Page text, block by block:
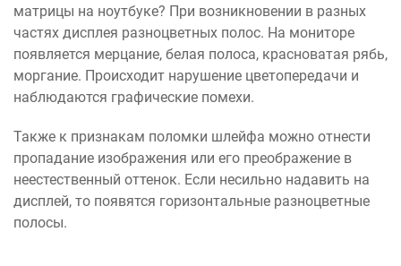
матрицы на ноутбуке? При возникновении в разных
частях дисплея разноцветных полос. На мониторе
появляется мерцание, белая полоса, красноватая рябь,
моргание. Происходит нарушение цветопередачи и
наблюдаются графические помехи.
Также к признакам поломки шлейфа можно отнести
пропадание изображения или его преображение в
неестественный оттенок. Если несильно надавить на
дисплей, то появятся горизонтальные разноцветные
полосы.